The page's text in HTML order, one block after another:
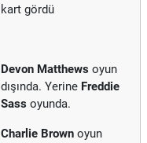
kart gördü
Devon Matthews oyun
dışında. Yerine Freddie
Sass oyunda.
Charlie Brown oyun